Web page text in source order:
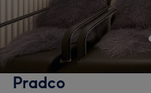
Pradco